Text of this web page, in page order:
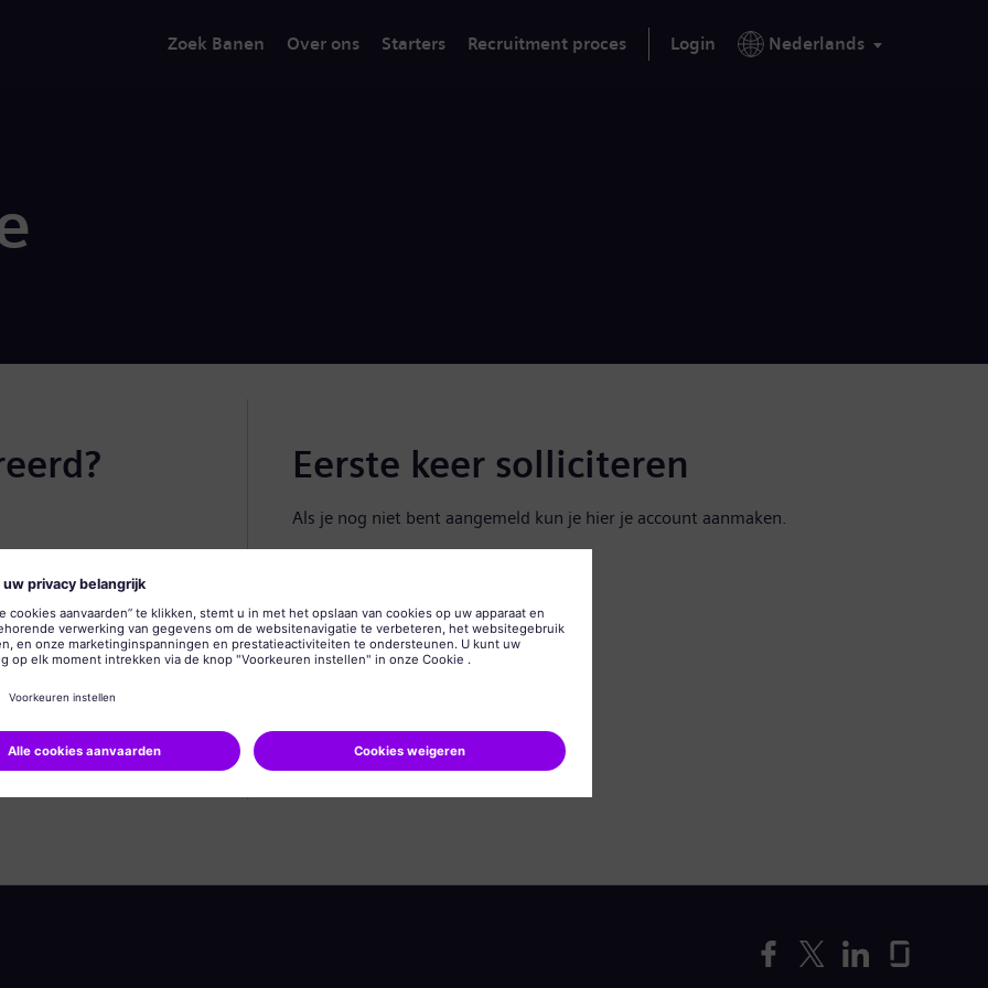
Zoek Banen Over ons Starters Recruitment proces Login Nederlands
Eerste keer solliciteren
Als je nog niet bent aangemeld kun je hier je account aanmaken.